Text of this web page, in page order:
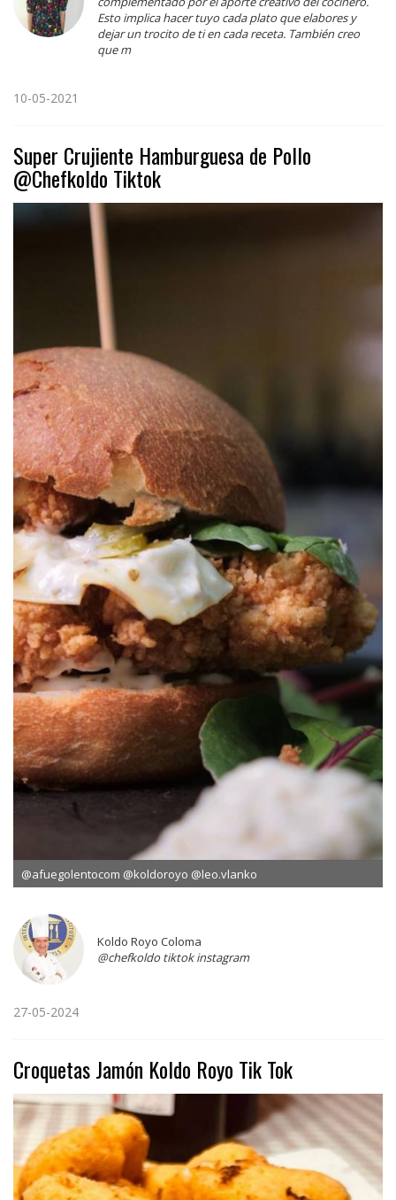
Esto implica hacer tuyo cada plato que elabores y
dejar un trocito de ti en cada receta. También creo
que m
10-05-2021
Super Crujiente Hamburguesa de Pollo
@Chefkoldo Tiktok
@afuegolentocom @koldoroyo @leo.vlanko
Koldo Royo Coloma
@chefkoldo tiktok instagram
27-05-2024
Croquetas Jamón Koldo Royo Tik Tok